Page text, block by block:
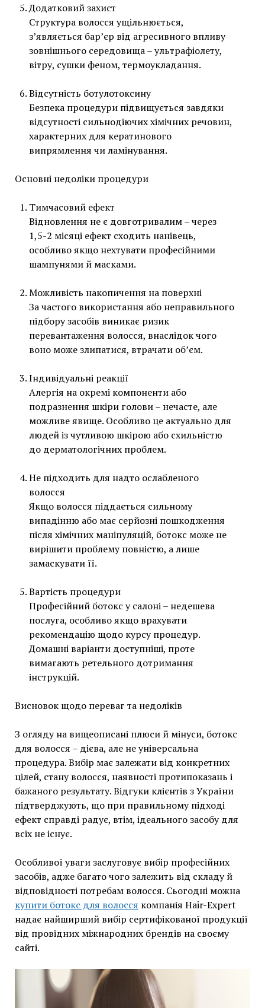
Додатковий захист
Структура волосся ущільнюється,
з’являється бар’єр від агресивного впливу
зовнішнього середовища – ультрафіолету,
вітру, сушки феном, термоукладання.
Відсутність ботулотоксину
Безпека процедури підвищується завдяки
відсутності сильнодіючих хімічних речовин,
характерних для кератинового
випрямлення чи ламінування.
Основні недоліки процедури
Тимчасовий ефект
Відновлення не є довготривалим – через
1,5-2 місяці ефект сходить нанівець,
особливо якщо нехтувати професійними
шампунями й масками.
Можливість накопичення на поверхні
За частого використання або неправильного
підбору засобів виникає ризик
перевантаження волосся, внаслідок чого
воно може злипатися, втрачати об’єм.
Індивідуальні реакції
Алергія на окремі компоненти або
подразнення шкіри голови – нечасте, але
можливе явище. Особливо це актуально для
людей із чутливою шкірою або схильністю
до дерматологічних проблем.
Не підходить для надто ослабленого
волосся
Якщо волосся піддається сильному
випадінню або має серйозні пошкодження
після хімічних маніпуляцій, ботокс може не
вирішити проблему повністю, а лише
замаскувати її.
Вартість процедури
Професійний ботокс у салоні – недешева
послуга, особливо якщо врахувати
рекомендацію щодо курсу процедур.
Домашні варіанти доступніші, проте
вимагають ретельного дотримання
інструкцій.
Висновок щодо переваг та недоліків
З огляду на вищеописані плюси й мінуси, ботокс
для волосся – дієва, але не універсальна
процедура. Вибір має залежати від конкретних
цілей, стану волосся, наявності протипоказань і
бажаного результату. Відгуки клієнтів з України
підтверджують, що при правильному підході
ефект справді радує, втім, ідеального засобу для
всіх не існує.
Особливої уваги заслуговує вибір професійних
засобів, адже багато чого залежить від складу й
відповідності потребам волосся. Сьогодні можна
купити ботокс для волосся компанія Hair-Expert
надає найширший вибір сертифікованої продукції
від провідних міжнародних брендів на своєму
сайті.